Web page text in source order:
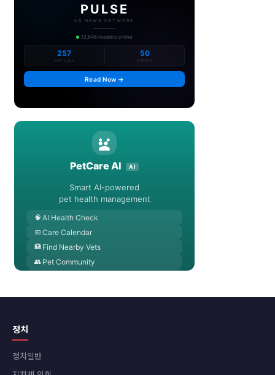
정치
정치일반